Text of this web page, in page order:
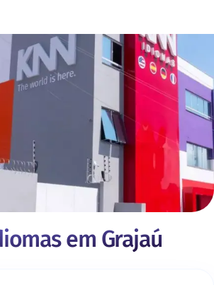
em Grajaú